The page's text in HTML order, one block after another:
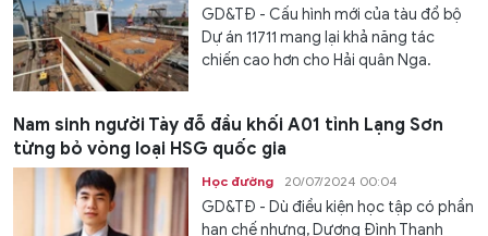
GD&TĐ - Cấu hình mới của tàu đổ bộ
Dự án 11711 mang lại khả năng tác
chiến cao hơn cho Hải quân Nga.
Nam sinh người Tày đỗ đầu khối A01 tỉnh Lạng Sơn
từng bỏ vòng loại HSG quốc gia
Học đường 20/07/2024 00:04
GD&TĐ - Dù điều kiện học tập có phần
hạn chế nhưng, Dương Đình Thanh